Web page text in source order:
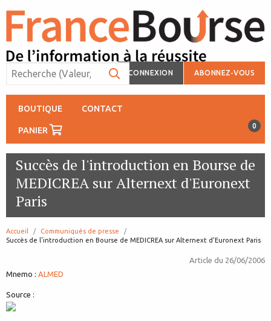
CONNEXION ABONNEZ-VOUS
BOUTIQUE CONTACT
PANIER 0
Succès de l'introduction en Bourse de
MEDICREA sur Alternext d'Euronext
Paris
Accueil
Communiqués de presse
page:
Succès de l'introduction en Bourse de MEDICREA sur Alternext d'Euronext Paris
Article du 26/06/2006
Mnemo : ALMED
Source :